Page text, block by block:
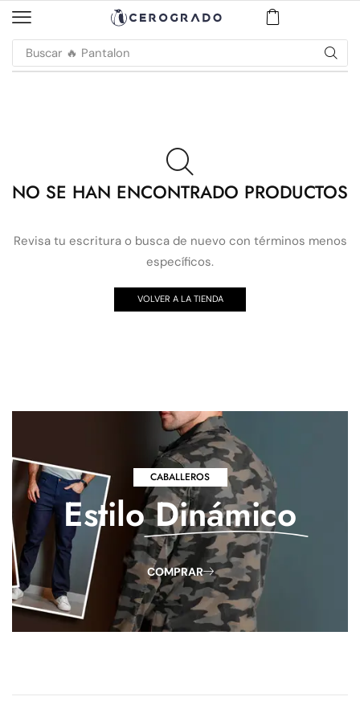
Buscar 🔥 Pantalon
NO SE HAN ENCONTRADO PRODUCTOS
Revisa tu escritura o busca de nuevo con términos menos
específicos.
VOLVER A LA TIENDA
CABALLEROS
EstiloDinámico
COMPRAR